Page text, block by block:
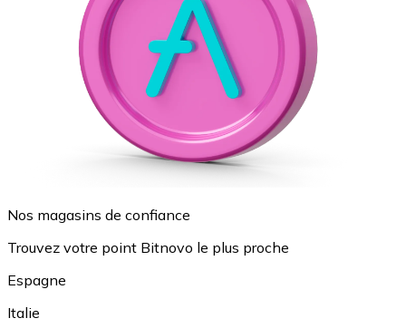
Nos magasins de confiance
Trouvez votre point Bitnovo le plus proche
Espagne
Italie